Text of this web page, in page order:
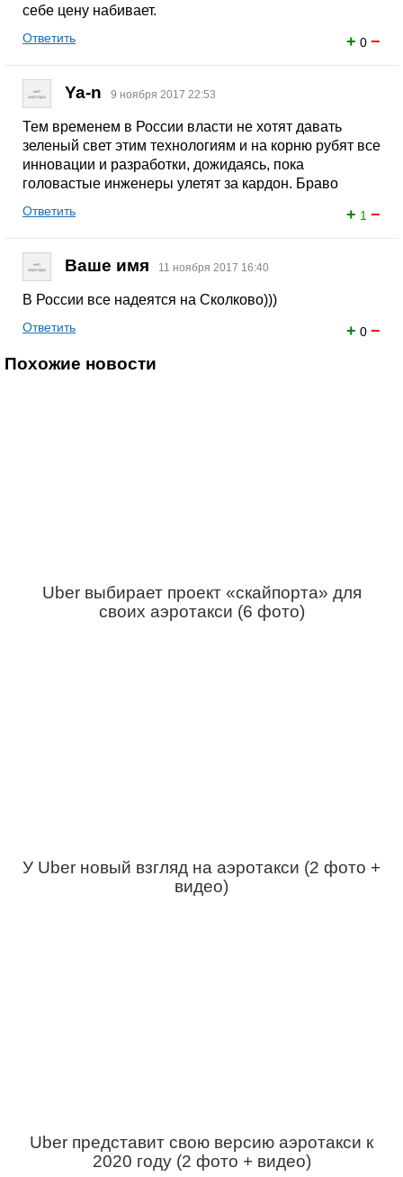
себе цену набивает.
+ 0 −
Ответить
Ya-n 9 ноября 2017 22:53
Тем временем в России власти не хотят давать
зеленый свет этим технологиям и на корню рубят все
инновации и разработки, дожидаясь, пока
головастые инженеры улетят за кардон. Браво
+ 1 −
Ответить
Ваше имя 11 ноября 2017 16:40
В России все надеятся на Сколково)))
+ 0 −
Ответить
Похожие новости
Uber выбирает проект «скайпорта» для
своих аэротакси (6 фото)
У Uber новый взгляд на аэротакси (2 фото +
видео)
Uber представит свою версию аэротакси к
2020 году (2 фото + видео)